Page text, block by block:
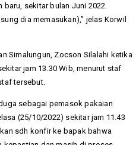
baru, sekitar bulan Juni 2022.
dia memasukan),” jelas Korwil
Simalungun, Zocson Silalahi ketika
jam 13.30 Wib, menurut staf
tersebut.
sebagai pemasok pakaian
(25/10/2022) sekitar jam 11.43
sdh konfir ke bapak bahwa